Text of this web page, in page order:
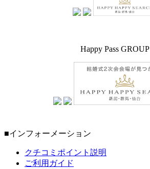
Happy Pass GROUP
■インフォーメーション
クチコミポイント説明
ご利用ガイド